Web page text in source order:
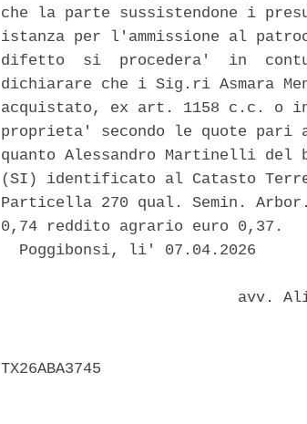
che la parte sussistendone i
istanza per l'ammissione al
difetto  si  procedera'  in
dichiarare che i Sig.ri Asmara
acquistato, ex art. 1158 c.c. o
proprieta' secondo le quote pari
quanto Alessandro Martinelli
(SI) identificato al Catasto
Particella 270 qual. Semin.
0,74 reddito agrario euro 0,37.
  Poggibonsi, li' 07.04.2026
avv.